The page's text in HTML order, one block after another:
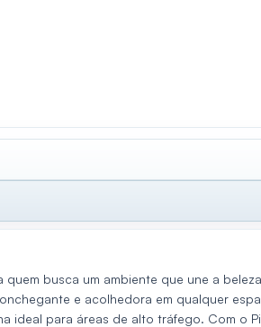
busca um ambiente que une a
e acolhedora em qualquer
ideal para áreas de alto tráfego. Com o